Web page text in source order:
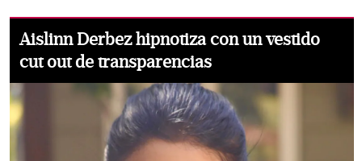
Aislinn Derbez hipnotiza con un vestido
cut out de transparencias